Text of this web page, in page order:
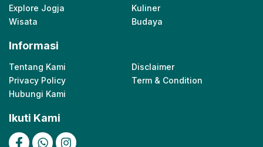
Explore Jogja
Kuliner
Wisata
Budaya
Informasi
Tentang Kami
Disclaimer
Privacy Policy
Term & Condition
Hubungi Kami
Ikuti Kami